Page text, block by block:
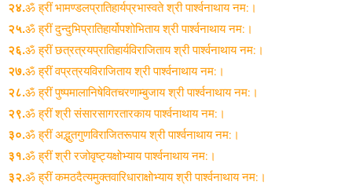
२४.ॐ ह्रीं भामण्डलप्रातिहार्यप्रभास्वते श्री पार्श्वनाथाय नम:।
२५.ॐ ह्रीं दुन्दुभिप्रातिहार्योपशोभिताय श्री पार्श्वनाथाय नम:।
२६.ॐ ह्रीं छत्रत्रयप्रातिहार्यविराजिताय श्री पार्श्वनाथाय नम:।
२७.ॐ ह्रीं वप्रत्रयविराजिताय श्री पार्श्वनाथाय नम:।
२८.ॐ ह्रीं पुष्पमालानिषेवितचरणाम्बुजाय श्री पार्श्वनाथाय नम:।
२९.ॐ ह्रीं श्री संसारसागरतारकाय पार्श्वनाथाय नम:।
३०.ॐ ह्रीं अद्भुतगुणविराजितरूपाय श्री पार्श्वनाथाय नम:।
३१.ॐ ह्रीं श्री रजोवृष्ट्यक्षोभ्याय पार्श्वनाथाय नम:।
३२.ॐ ह्रीं कमठदैत्यमुक्तवारिधाराक्षोभ्याय श्री पार्श्वनाथाय नम:।